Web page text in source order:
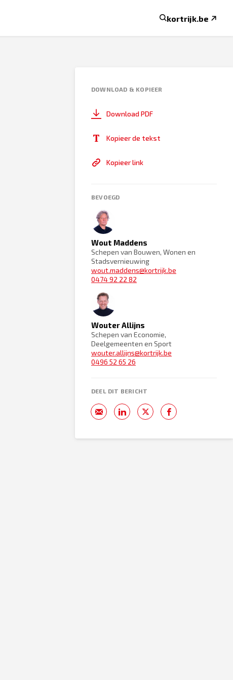
kortrijk.be
DOWNLOAD & KOPIEER
Download PDF
Kopieer de tekst
Kopieer link
BEVOEGD
Wout Maddens
Schepen van Bouwen, Wonen en
Stadsvernieuwing
wout.maddens@kortrijk.be
0474 92 22 82
Wouter Allijns
Schepen van Economie,
Deelgemeenten en Sport
wouter.allijns@kortrijk.be
0496 52 65 26
DEEL DIT BERICHT